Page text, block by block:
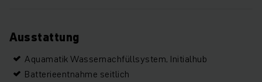
Ausstattung
Aquamatik Wassernachfüllsystem, Initialhub
Batterieentnahme seitlich